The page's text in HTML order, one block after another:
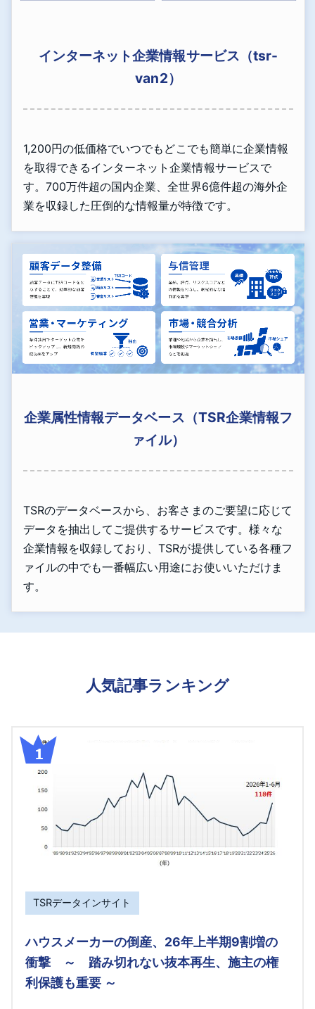
インターネット企業情報サービス（tsr-
van2）
1,200円の低価格でいつでもどこでも簡単に企業情報
を取得できるインターネット企業情報サービスで
す。700万件超の国内企業、全世界6億件超の海外企
業を収録した圧倒的な情報量が特徴です。
企業属性情報データベース（TSR企業情報フ
ァイル）
TSRのデータベースから、お客さまのご要望に応じて
データを抽出してご提供するサービスです。様々な
企業情報を収録しており、TSRが提供している各種フ
ァイルの中でも一番幅広い用途にお使いいただけま
す。
人気記事ランキング
TSRデータインサイト
ハウスメーカーの倒産、26年上半期9割増の
衝撃 ～ 踏み切れない抜本再生、施主の権
利保護も重要 ～